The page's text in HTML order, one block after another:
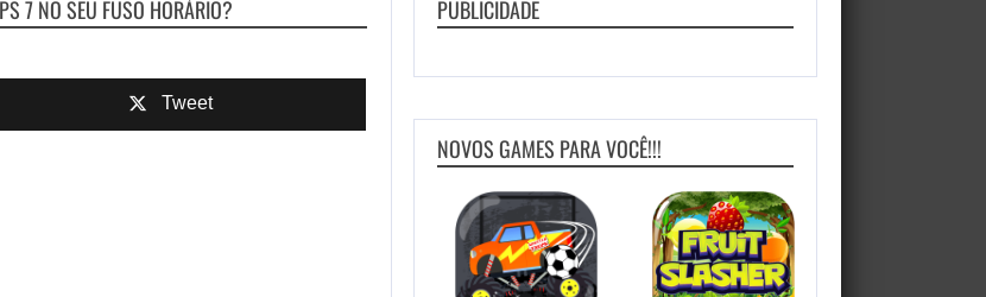
7 NO SEU FUSO HORÁRIO?
Tweet
PUBLICIDADE
NOVOS GAMES PARA VOCÊ!!!